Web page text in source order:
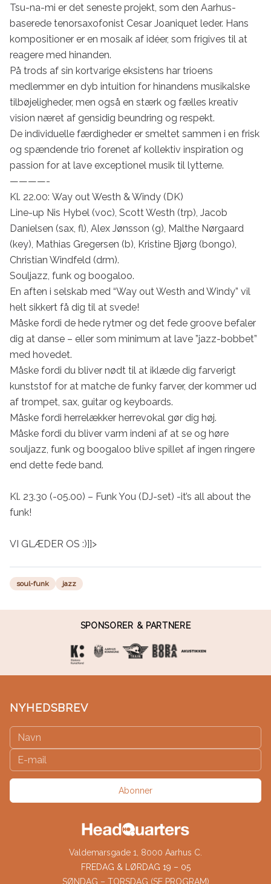
Tsu-na-mi er det seneste projekt, som den Aarhus-
baserede tenorsaxofonist Cesar Joaniquet leder. Hans
kompositioner er en mosaik af idéer, som frigives til at
reagere med hinanden.
På trods af sin kortvarige eksistens har trioens
medlemmer en dyb intuition for hinandens musikalske
tilbøjeligheder, men også en stærk og fælles kreativ
vision næret af gensidig beundring og respekt.
De individuelle færdigheder er smeltet sammen i en frisk
og spændende trio forenet af kollektiv inspiration og
passion for at lave exceptionel musik til lytterne.
————-
Kl. 22.00: Way out Westh & Windy (DK)
Line-up Nis Hybel (voc), Scott Westh (trp), Jacob
Danielsen (sax, fl), Alex Jønsson (g), Malthe Nørgaard
(key), Mathias Gregersen (b), Kristine Bjørg (bongo),
Christian Windfeld (drm).
Souljazz, funk og boogaloo.
En aften i selskab med “Way out Westh and Windy” vil
helt sikkert få dig til at svede!
Måske fordi de hede rytmer og det fede groove befaler
dig at danse – eller som minimum at lave ”jazz-bobbet”
med hovedet.
Måske fordi du bliver nødt til at iklæde dig farverigt
kunststof for at matche de funky farver, der kommer ud
af trompet, sax, guitar og keyboards.
Måske fordi herrelækker herrevokal gør dig høj.
Måske fordi du bliver varm indeni af at se og høre
souljazz, funk og boogaloo blive spillet af ingen ringere
end dette fede band.
Kl. 23.30 (-05.00) – Funk You (DJ-set) -it’s all about the
funk!
VI GLÆDER OS :)]]>
soul-funk jazz
SPONSORER & PARTNERE
NYHEDSBREV
Abonner
Valdemarsgade 1, 8000 Aarhus C.
FREDAG & LØRDAG 19 – 05
SØNDAG – TORSDAG (SE PROGRAM)